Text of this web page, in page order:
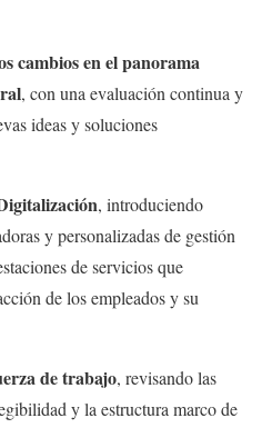
cambios en el panorama
, con una evaluación continua y
ideas y soluciones
, introduciendo
y personalizadas de gestión
de servicios que
de los empleados y su
de trabajo, revisando las
y la estructura marco de